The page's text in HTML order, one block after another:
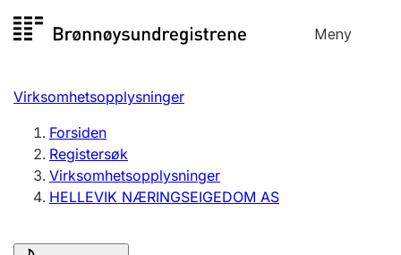
til
Meny
Registersøk
Aksjeselskap
Enkeltpersonforetak
Registrere, endre, slette
Virksomhetsopplysninger
Forsiden
Registersøk
Virksomhetsopplysninger
HELLEVIK NÆRINGSEIGEDOM AS